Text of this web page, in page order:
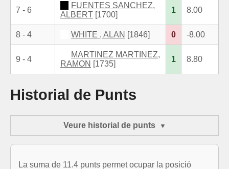
7 - 6
FUENTES SANCHEZ,
ALBERT [1700]
1 8.00
8 - 4 WHITE , ALAN [1846] 0 -8.00
9 - 4
MARTINEZ MARTINEZ,
RAMON [1735]
1 8.80
Historial de Punts
Veure historial de punts
La suma de 11.4 punts permet ocupar la posició